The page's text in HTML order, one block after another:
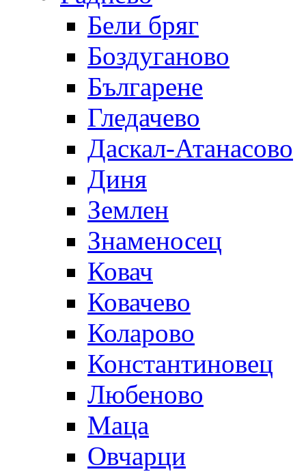
Бели бряг
Боздуганово
Българене
Гледачево
Даскал-Атанасово
Диня
Землен
Знаменосец
Ковач
Ковачево
Коларово
Константиновец
Любеново
Маца
Овчарци